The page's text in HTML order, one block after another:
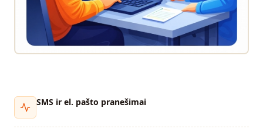
SMS ir el. pašto pranešimai